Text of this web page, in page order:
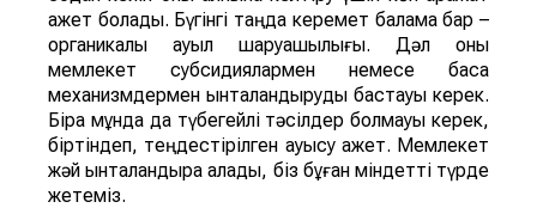
қажет болады. Бүгінгі таңда керемет балама бар –
органикалық ауыл шаруашылығы. Дәл оны
мемлекет субсидиялармен немесе басқа
механизмдермен ынталандыруды бастауы керек.
Бірақ мұнда да түбегейлі тәсілдер болмауы керек,
біртіндеп, теңдестірілген ауысу қажет. Мемлекет
жәй ынталандыра алады, біз бұған міндетті түрде
жетеміз.